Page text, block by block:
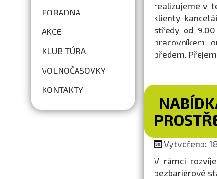
PORADNA
AKCE
KLUB TÚRA
VOLNOČASOVKY
KONTAKTY
realizujeme v
klienty
středy od
pracovníkem
předem.
Vytvořeno:
V rámci
bezbariérové